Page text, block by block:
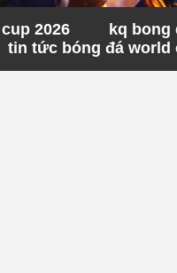
2026
kq bong
tin tức bóng đá world